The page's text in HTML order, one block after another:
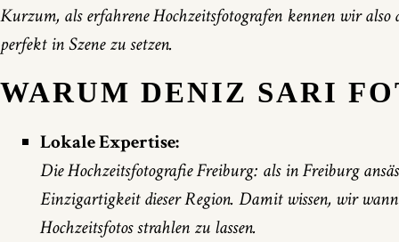
Kurzum, als erfahrene Hochzeitsfotografen kennen wir
perfekt in Szene zu setzen.
WARUM DENIZ SARI
Lokale Expertise:
Die Hochzeitsfotografie Freiburg: als in Freiburg
Einzigartigkeit dieser Region. Damit wissen, wir
Hochzeitsfotos strahlen zu lassen.